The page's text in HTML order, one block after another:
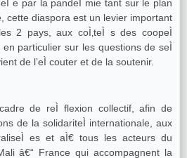
e par la pandeÌ mie tant sur le plan
cette diaspora est un levier important
2 pays, aux coÌ‚teÌ s des coopeÌ
particulier sur les questions de seÌ
de l’eÌ couter et de la soutenir.
de reÌ flexion collectif, afin de
internationale, aux
es et aÌ€ tous les acteurs du
â€“ France qui accompagnent la